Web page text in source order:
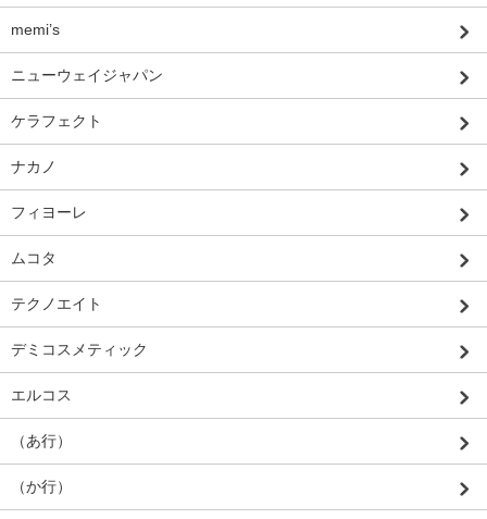
memi’s
ニューウェイジャパン
ケラフェクト
ナカノ
フィヨーレ
ムコタ
テクノエイト
デミコスメティック
エルコス
（あ行）
（か行）